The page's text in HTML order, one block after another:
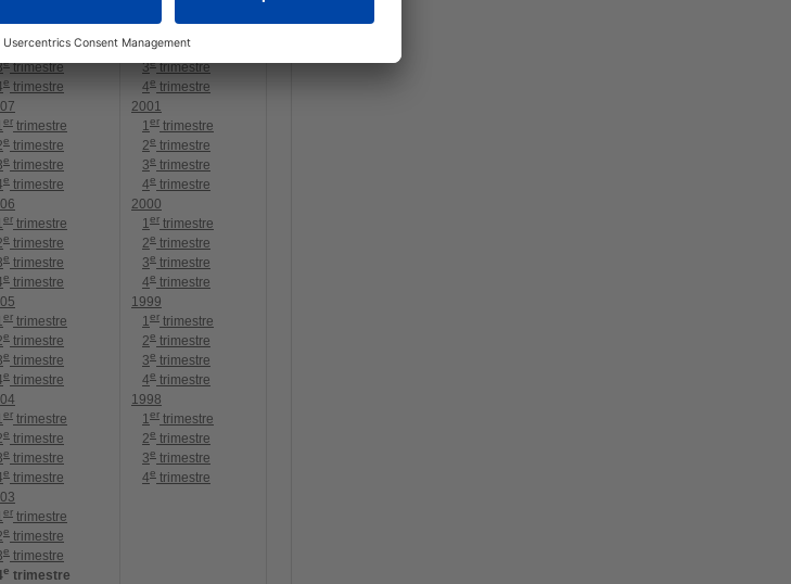
ertrimestre
etrimestre
etrimestre
e trimestre
er trimestre
e trimestre
e trimestre
e trimestre
er trimestre
e trimestre
e trimestre
e trimestre
er trimestre
e trimestre
e trimestre
e trimestre
er trimestre
e trimestre
e trimestre
e trimestre
er trimestre
e trimestre
e trimestre
e trimestre
1ertrimestre
2etrimestre
3etrimestre
4e trimestre
2001
1er trimestre
2e trimestre
3e trimestre
4e trimestre
2000
1er trimestre
2e trimestre
3e trimestre
4e trimestre
1999
1er trimestre
2e trimestre
3e trimestre
4e trimestre
1998
1er trimestre
2e trimestre
3e trimestre
4e trimestre